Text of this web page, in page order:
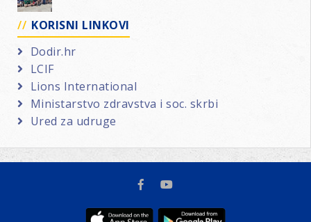
KORISNI LINKOVI
Dodir.hr
LCIF
Lions International
Ministarstvo zdravstva i soc. skrbi
Ured za udruge